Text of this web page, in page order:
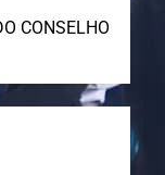
CONSELHO